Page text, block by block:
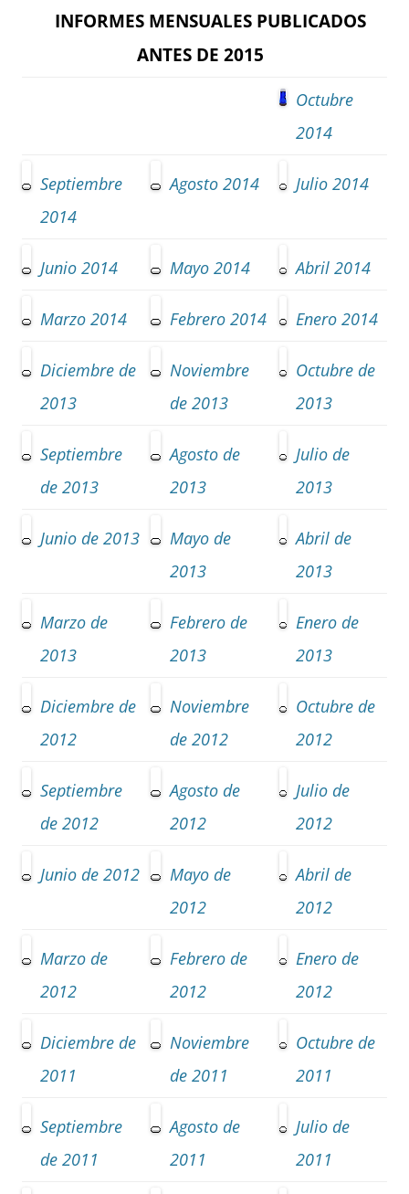
INFORMES MENSUALES PUBLICADOS
ANTES DE 2015
Octubre
2014
Septiembre
2014
Agosto 2014 Julio 2014
Junio 2014 Mayo 2014 Abril 2014
Marzo 2014 Febrero 2014 Enero 2014
Diciembre de
2013
Noviembre
de 2013
Octubre de
2013
Septiembre
de 2013
Agosto de
2013
Julio de
2013
Junio de 2013
Mayo de
2013
Abril de
2013
Marzo de
2013
Febrero de
2013
Enero de
2013
Diciembre de
2012
Noviembre
de 2012
Octubre de
2012
Septiembre
de 2012
Agosto de
2012
Julio de
2012
Junio de 2012
Mayo de
2012
Abril de
2012
Marzo de
2012
Febrero de
2012
Enero de
2012
Diciembre de
2011
Noviembre
de 2011
Octubre de
2011
Septiembre
de 2011
Agosto de
2011
Julio de
2011